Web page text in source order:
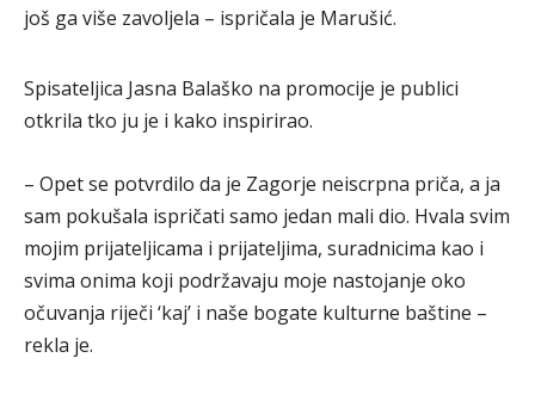
još ga više zavoljela – ispričala je Marušić.
Spisateljica Jasna Balaško na promocije je publici
otkrila tko ju je i kako inspirirao.
– Opet se potvrdilo da je Zagorje neiscrpna priča, a ja
sam pokušala ispričati samo jedan mali dio. Hvala svim
mojim prijateljicama i prijateljima, suradnicima kao i
svima onima koji podržavaju moje nastojanje oko
očuvanja riječi ‘kaj’ i naše bogate kulturne baštine –
rekla je.